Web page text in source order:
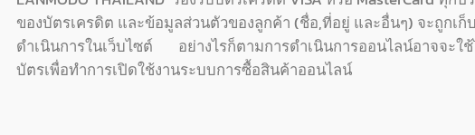
ของบัตรเครดิต และข้อมูลส่วนตัวของลูกค้า (ชื่อ,ที่อยู่ และอื่นๆ) จะถูกเ
ดำเนินการในเว็บไซต์ อย่างไรก็ตามการดำเนินการออนไลน์อาจจะ
บัตรเพื่อทำการเปิดใช้งานระบบการซื้อสินค้าออนไลน์